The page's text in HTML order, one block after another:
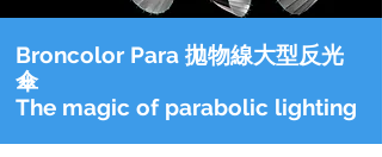
Broncolor Para 拋物線大型反光
傘
The magic of parabolic lighting